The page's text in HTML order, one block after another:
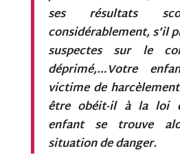
ses résultats
considérablement, s’il
suspectes sur le
déprimé,…Votre
victime de
être obéit-il à la loi
enfant se trouve
situation de danger.